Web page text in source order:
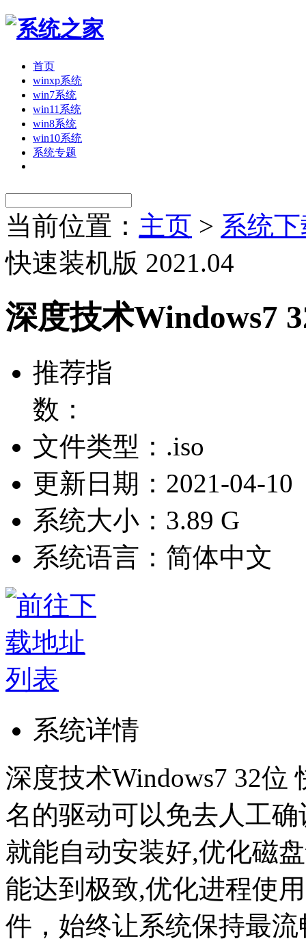
首页
winxp系统
win7系统
win11系统
win8系统
win10系统
系统专题
当前位置： 主页 > 系统
快速装机版 2021.04
深度技术Windows7
推荐指
数：
文件类型：.iso
更新日期：2021-04-10
系统大小：3.89 G
系统语言：简体中文
系统详情
深度技术Windows7 32位
名的驱动可以免去人工
就能自动安装好,优化磁
能达到极致,优化进程使
件，始终让系统保持最